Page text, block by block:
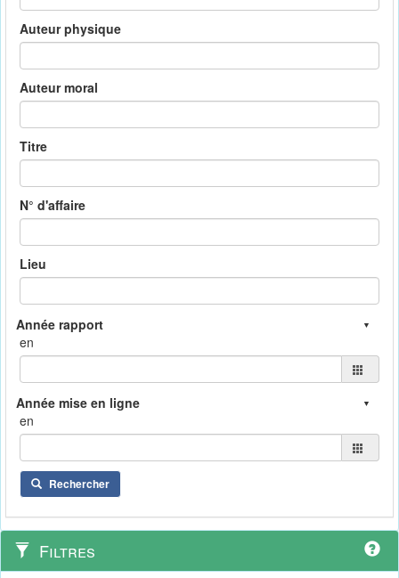
Auteur physique
Auteur moral
Titre
N° d'affaire
Lieu
en
en
Rechercher
Filtres